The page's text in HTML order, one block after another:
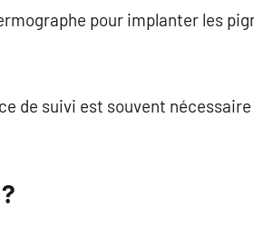
pour implanter les
de suivi est souvent